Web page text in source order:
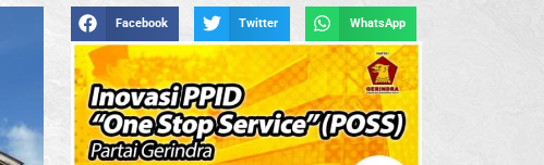
Facebook Twitter WhatsApp